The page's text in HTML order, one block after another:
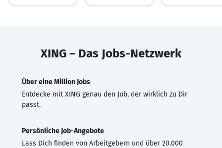
XING – Das Jobs-Netzwerk
Über eine Million Jobs
Entdecke mit XING genau den Job, der wirklich zu Dir
passt.
Persönliche Job-Angebote
Lass Dich finden von Arbeitgebern und über 20.000